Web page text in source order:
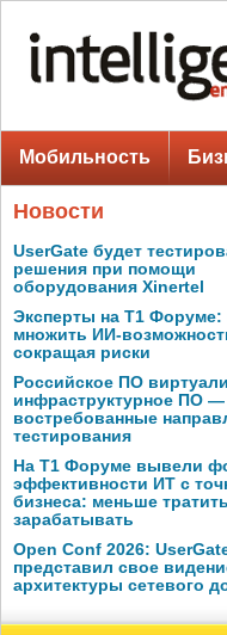
Мобильность
Новости
UserGate будет
решения при помощи
оборудования Xinertel
Эксперты на Т1 Форуме:
множить ИИ-
сокращая риски
Российское ПО
инфраструктурное ПО —
востребованные
тестирования
На Т1 Форуме вывели
эффективности ИТ с
бизнеса: меньше
зарабатывать
Open Conf 2026:
представил свое
архитектуры сетевого